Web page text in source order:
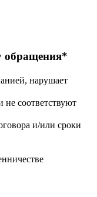
обращения*
нарушает
соответствуют
и/или сроки